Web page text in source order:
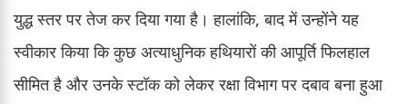
युद्ध स्तर पर तेज कर दिया गया है। हालांकि, बाद में उन्होंने यह
स्वीकार किया कि कुछ अत्याधुनिक हथियारों की आपूर्ति फिलहाल
सीमित है और उनके स्टॉक को लेकर रक्षा विभाग पर दबाव बना हुआ